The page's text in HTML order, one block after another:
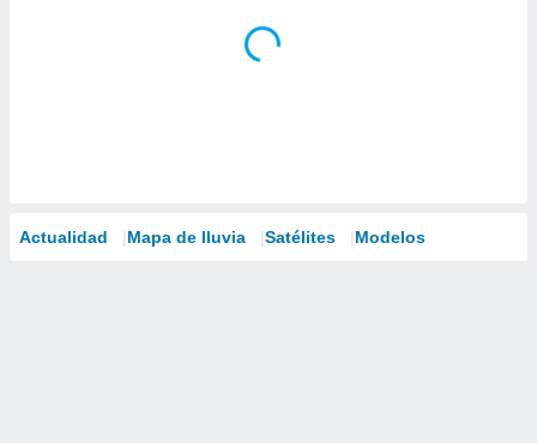
Actualidad Mapa de lluvia Satélites Modelos